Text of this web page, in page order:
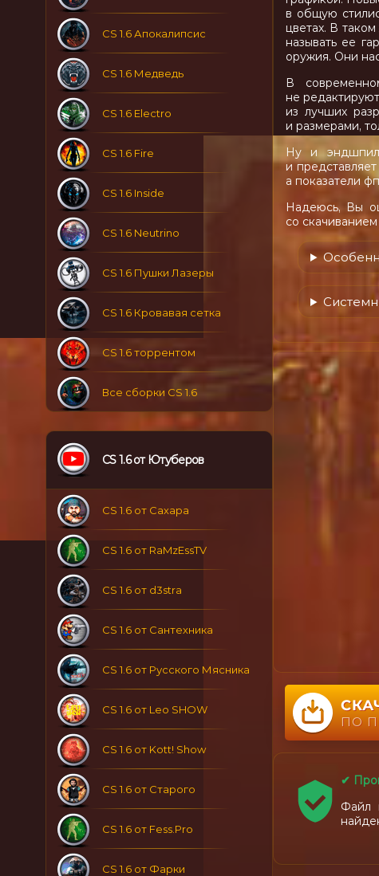
CS 1.6 Апокалипсис
CS 1.6 Медведь
CS 1.6 Electro
CS 1.6 Fire
CS 1.6 Inside
CS 1.6 Neutrino
CS 1.6 Пушки Лазеры
CS 1.6 Кровавая сетка
CS 1.6 торрентом
Все сборки CS 1.6
CS 1.6 от Ютуберов
CS 1.6 от Сахара
CS 1.6 от RaMzEssTV
CS 1.6 от d3stra
CS 1.6 от Сантехника
CS 1.6 от Русского Мясника
CS 1.6 от Leo SHOW
CS 1.6 от Kott! Show
CS 1.6 от Старого
CS 1.6 от Fess.Pro
CS 1.6 от Фарки
в общую
цветах. В
называть ее
оружия. Они
В
не
из лучших
и размерами,
Ну и
и
а показатели
Надеюсь, Вы
со
ПО
✔
Файл